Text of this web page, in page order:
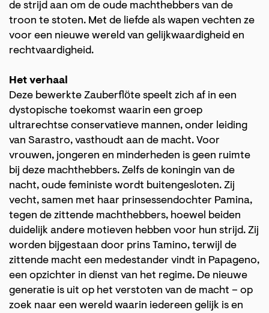
de strijd aan om de oude machthebbers van de
troon te stoten. Met de liefde als wapen vechten ze
voor een nieuwe wereld van gelijkwaardigheid en
rechtvaardigheid.
Het verhaal
Deze bewerkte Zauberflӧte speelt zich af in een
dystopische toekomst waarin een groep
ultrarechtse conservatieve mannen, onder leiding
van Sarastro, vasthoudt aan de macht. Voor
vrouwen, jongeren en minderheden is geen ruimte
bij deze machthebbers. Zelfs de koningin van de
nacht, oude feministe wordt buitengesloten. Zij
vecht, samen met haar prinsessendochter Pamina,
tegen de zittende machthebbers, hoewel beiden
duidelijk andere motieven hebben voor hun strijd. Zij
worden bijgestaan door prins Tamino, terwijl de
zittende macht een medestander vindt in Papageno,
een opzichter in dienst van het regime. De nieuwe
generatie is uit op het verstoten van de macht – op
zoek naar een wereld waarin iedereen gelijk is en